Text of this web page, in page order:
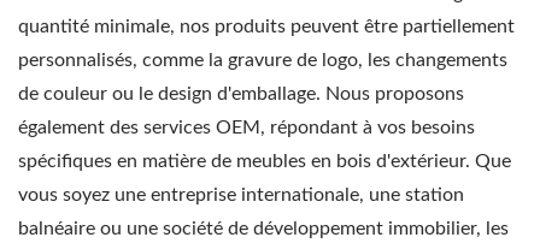
quantité minimale, nos produits peuvent être partiellement
personnalisés, comme la gravure de logo, les changements
de couleur ou le design d'emballage. Nous proposons
également des services OEM, répondant à vos besoins
spécifiques en matière de meubles en bois d'extérieur. Que
vous soyez une entreprise internationale, une station
balnéaire ou une société de développement immobilier, les